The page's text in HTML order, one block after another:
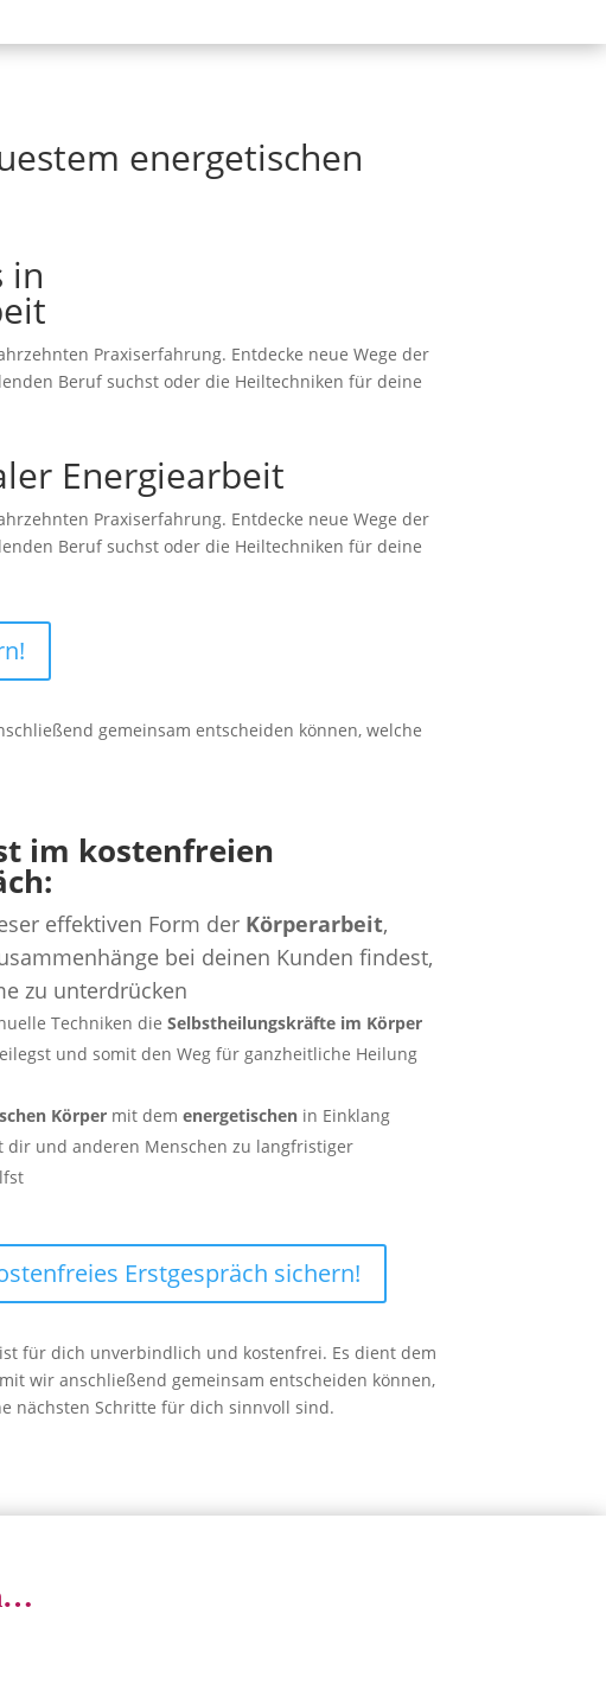
energetischen
in
Praxiserfahrung. Entdecke neue Wege der
Beruf suchst oder die Heiltechniken für deine
Energiearbeit
Praxiserfahrung. Entdecke neue Wege der
Beruf suchst oder die Heiltechniken für deine
gemeinsam entscheiden können, welche
im kostenfreien
effektiven Form der Körperarbeit,
bei deinen Kunden findest,
zu unterdrücken
Techniken die Selbstheilungskräfte im Körper
und somit den Weg für ganzheitliche Heilung
Körpermit dem energetischenin Einklang
dir und anderen Menschen zu langfristiger
Erstgespräch sichern!
für dich unverbindlich und kostenfrei. Es dient dem
wir anschließend gemeinsam entscheiden können,
nächsten Schritte für dich sinnvoll sind.